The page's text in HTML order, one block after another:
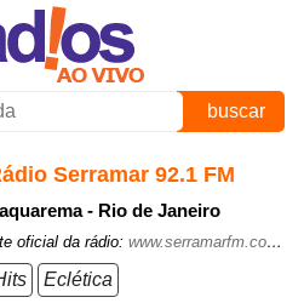
buscar
Serramar 92.1 FM
- Rio de Janeiro
oficial da rádio:www.serramarfm.com.br/
Eclética